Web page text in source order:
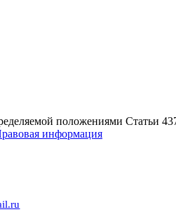
положениями Статьи
информация